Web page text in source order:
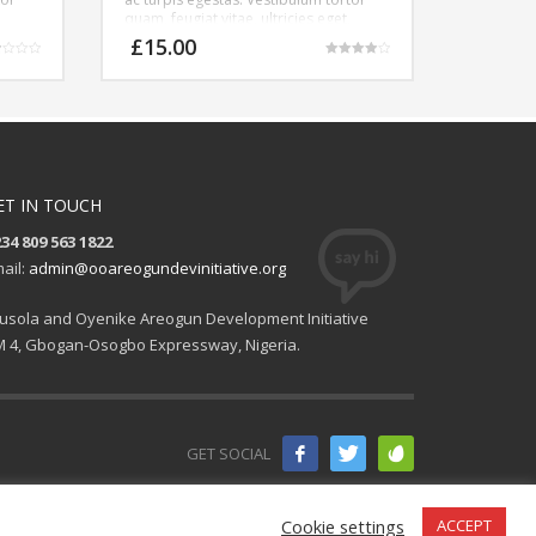
quam, feugiat vitae, ultricies eget,
tempor sit amet, ante. Donec eu libero
sit amet quam egestas semper.
£15.00
IN TOUCH
809 563 1822
admin@ooareogundevinitiative.org
and Oyenike Areogun Development Initiative
4, Gbogan-Osogbo Expressway, Nigeria.
GET SOCIAL
Cookie settings ACCEPT